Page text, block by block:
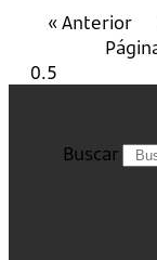
« Anterior
Buscar